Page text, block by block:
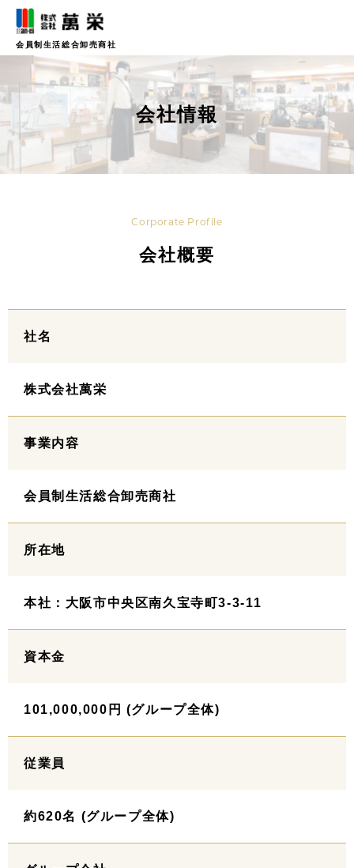
会員制生活総合卸売商社
会社情報
Corporate Profile
会社概要
社名
株式会社萬栄
事業内容
会員制生活総合卸売商社
所在地
本社：大阪市中央区南久宝寺町3-3-11
資本金
101,000,000円 (グループ全体)
従業員
約620名 (グループ全体)